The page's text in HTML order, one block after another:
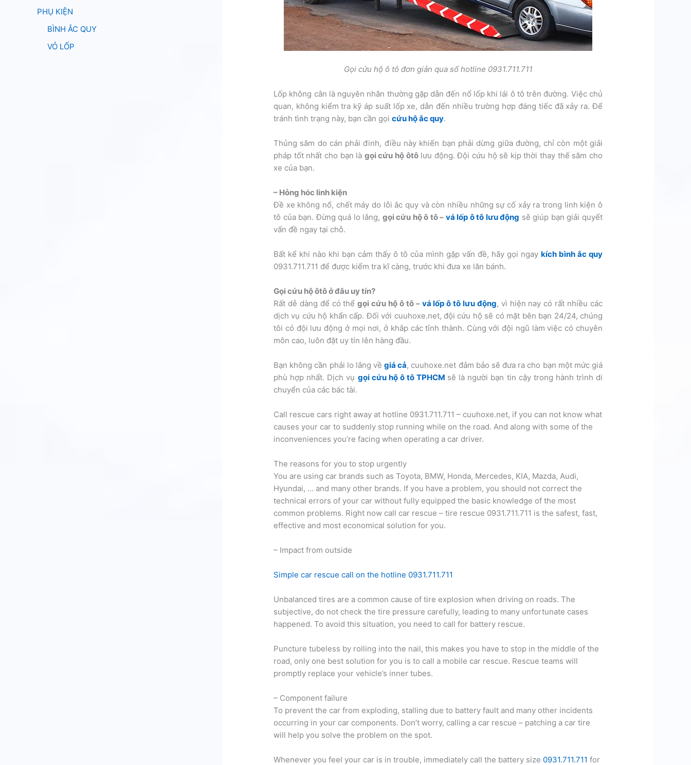
PHỤ KIỆN
BÌNH ẮC QUY
VỎ LỐP
Gọi cứu hộ ô tô đơn giản qua số hotline 0931.711.711
Lốp không cân là nguyên nhân thường gặp dẫn đến nổ lốp khi lái ô tô trên đường. Việc chủ
quan, không kiểm tra kỹ áp suất lốp xe, dẫn đến nhiều trường hợp đáng tiếc đã xảy ra. Để
tránh tình trạng này, bạn cần gọicứu hộ ắc quy.
Thủng săm do cán phải đinh, điều này khiến bạn phải dừng giữa đường, chỉ còn một giải
pháp tốt nhất cho bạn là gọi cứu hộ ôtôlưu động. Đội cứu hộ sẽ kịp thời thay thế săm cho
xe của bạn.
– Hỏng hóc linh kiện
Đề xe không nổ, chết máy do lỗi ắc quy và còn nhiều những sự cố xảy ra trong linh kiện ô
tô của bạn. Đừng quá lo lắng, gọi cứu hộ ô tô – vá lốp ô tô lưu động sẽ giúp bạn giải quyết
vấn đề ngay tại chỗ.
Bất kể khi nào khi bạn cảm thấy ô tô của mình gặp vấn đề, hãy gọi ngay kích bình ắc quy
0931.711.711 để được kiểm tra kĩ càng, trước khi đưa xe lăn bánh.
Gọi cứu hộ ôtô ở đâu uy tín?
Rất dễ dàng để có thểgọi cứu hộ ô tô – vá lốp ô tô lưu động, vì hiện nay có rất nhiều các
dịch vụ cứu hộ khẩn cấp. Đối với cuuhoxe.net, đội cứu hộ sẽ có mặt bên bạn 24/24, chúng
tôi có đội lưu động ở mọi nơi, ở khắp các tỉnh thành. Cùng với đội ngũ làm việc có chuyên
môn cao, luôn đặt uy tín lên hàng đầu.
Bạn không cần phải lo lắng vềgiá cả, cuuhoxe.net đảm bảo sẽ đưa ra cho bạn một mức giá
phù hợp nhất. Dịch vụ gọi cứu hộ ô tô TPHCM sẽ là người bạn tin cậy trong hành trình di
chuyển của các bác tài.
Call rescue cars right away at hotline 0931.711.711 – cuuhoxe.net, if you can not know what
causes your car to suddenly stop running while on the road. And along with some of the
inconveniences you’re facing when operating a car driver.
The reasons for you to stop urgently
You are using car brands such as Toyota, BMW, Honda, Mercedes, KIA, Mazda, Audi,
Hyundai, … and many other brands. If you have a problem, you should not correct the
technical errors of your car without fully equipped the basic knowledge of the most
common problems. Right now call car rescue – tire rescue 0931.711.711 is the safest, fast,
effective and most economical solution for you.
– Impact from outside
Simple car rescue call on the hotline 0931.711.711
Unbalanced tires are a common cause of tire explosion when driving on roads. The
subjective, do not check the tire pressure carefully, leading to many unfortunate cases
happened. To avoid this situation, you need to call for battery rescue.
Puncture tubeless by rolling into the nail, this makes you have to stop in the middle of the
road, only one best solution for you is to call a mobile car rescue. Rescue teams will
promptly replace your vehicle’s inner tubes.
– Component failure
To prevent the car from exploding, stalling due to battery fault and many other incidents
occurring in your car components. Don’t worry, calling a car rescue – patching a car tire
will help you solve the problem on the spot.
Whenever you feel your car is in trouble, immediately call the battery size 0931.711.711 for